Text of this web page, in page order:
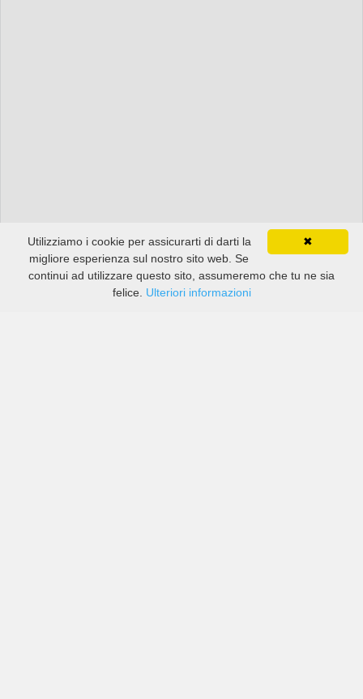
✖
Utilizziamo i cookie per assicurarti di darti la
migliore esperienza sul nostro sito web. Se
continui ad utilizzare questo sito, assumeremo che tu ne sia
felice. Ulteriori informazioni